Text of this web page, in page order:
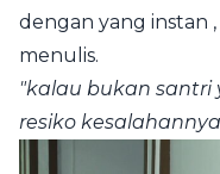
dengan yang instan
menulis.
"kalau bukan
resiko